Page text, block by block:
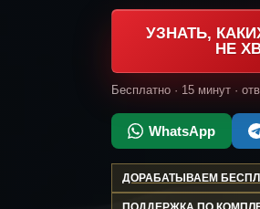
УЗНАТЬ,
НЕ
Бесплатно · 15 минут ·
WhatsApp
ДОРАБАТЫВАЕМ